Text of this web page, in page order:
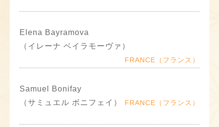
Elena Bayramova
（イレーナ ベイラモーヴァ）
FRANCE（フランス）
Samuel Bonifay
（サミュエル ボニフェイ）
FRANCE（フランス）